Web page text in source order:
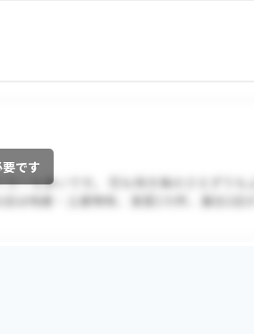
です